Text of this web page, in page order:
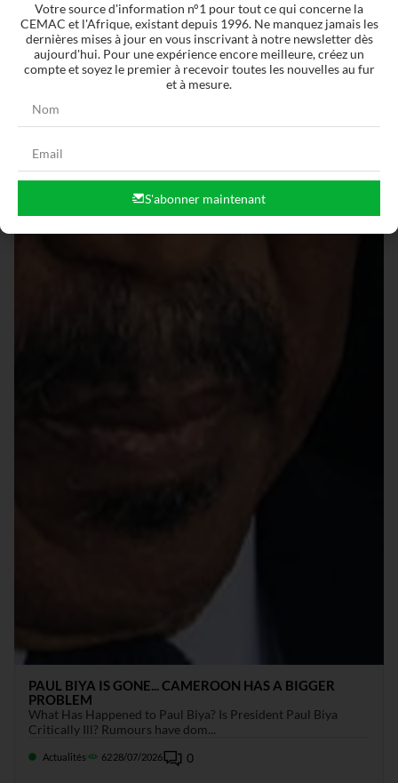
PAUL BIYA IS GONE... CAMEROON HAS A BIGGER
PROBLEM
What Has Happened to Paul Biya? Is President Paul Biya
Critically Ill? Rumours have dom...
Actualités 6228/07/2026 0
Votre source d'information n°1 pour tout ce qui concerne la
CEMAC et l'Afrique, existant depuis 1996. Ne manquez jamais les
dernières mises à jour en vous inscrivant à notre newsletter dès
aujourd'hui. Pour une expérience encore meilleure, créez un
compte et soyez le premier à recevoir toutes les nouvelles au fur
et à mesure.
S'abonner maintenant